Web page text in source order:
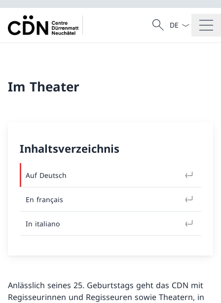
Suche
Suche
Sprach
Im Theater
Anlässlich seines 25. Geburtstags geht das CDN mit
Regisseurinnen und Regisseuren sowie Theatern, in
Inhaltsverzeichnis
Auf Deutsch
En français
In italiano